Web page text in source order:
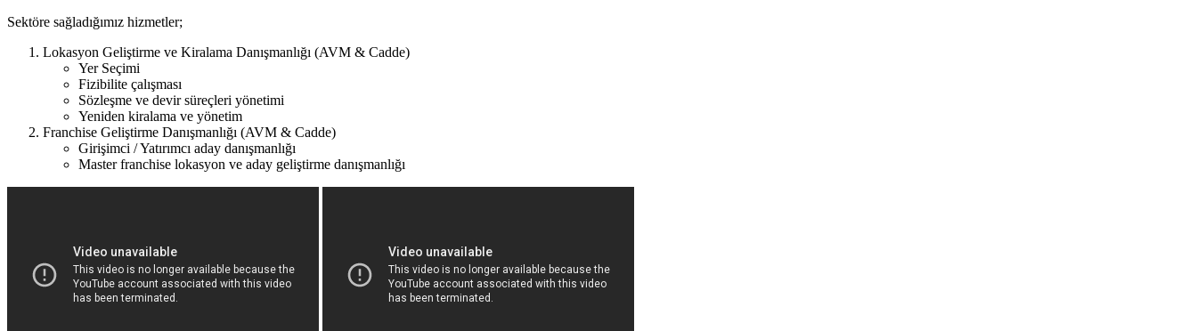
Sektöre sağladığımız hizmetler;
Lokasyon Geliştirme ve Kiralama Danışmanlığı (AVM & Cadde)
Yer Seçimi
Fizibilite çalışması
Sözleşme ve devir süreçleri yönetimi
Yeniden kiralama ve yönetim
Franchise Geliştirme Danışmanlığı (AVM & Cadde)
Girişimci / Yatırımcı aday danışmanlığı
Master franchise lokasyon ve aday geliştirme danışmanlığı